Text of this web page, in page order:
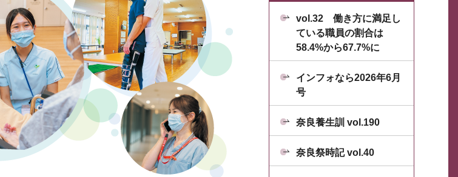
vol.32 働き方に満足し
ている職員の割合は
58.4%から67.7%に
インフォなら2026年6月
号
奈良養生訓 vol.190
奈良祭時記 vol.40